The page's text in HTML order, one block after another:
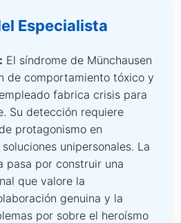
Especialista
El síndrome de Münchausen
de comportamiento tóxico y
fabrica crisis para
Su detección requiere
protagonismo en
unipersonales. La
pasa por construir una
que valore la
genuina y la
por sobre el heroísmo